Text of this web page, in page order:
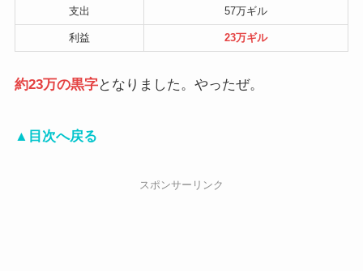
支出 57万ギル
利益 23万ギル
約23万の黒字となりました。やったぜ。
▲目次へ戻る
スポンサーリンク